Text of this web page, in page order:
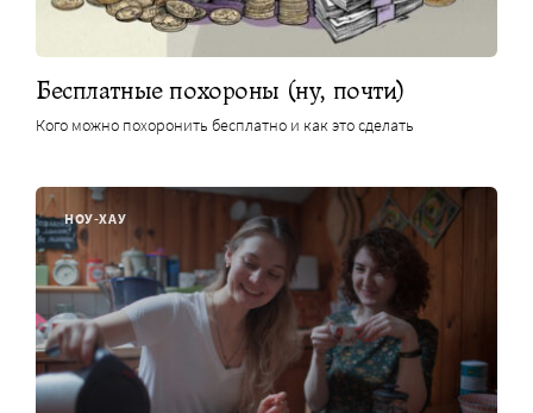
Бесплатные похороны (ну, почти)
Кого можно похоронить бесплатно и как это сделать
НОУ-ХАУ